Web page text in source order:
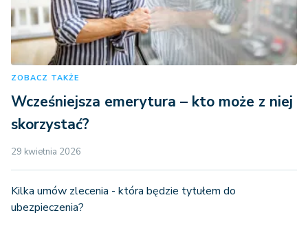
ZOBACZ TAKŻE
Wcześniejsza emerytura – kto może z niej
skorzystać?
29 kwietnia 2026
Kilka umów zlecenia - która będzie tytułem do
ubezpieczenia?